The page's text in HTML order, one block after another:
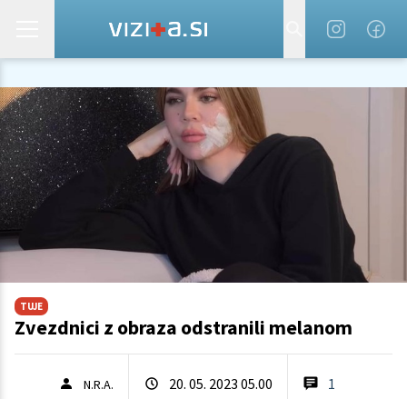
TUJE
Zvezdnici z obraza odstranili melanom
N.R.A. 20. 05. 2023 05.00 1